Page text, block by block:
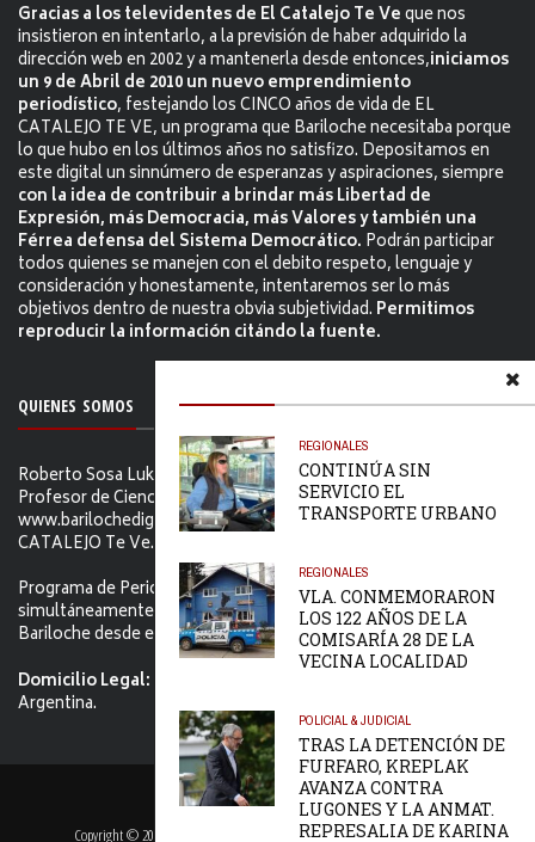
REGIONALES
CONTINÚA SIN
SERVICIO EL
TRANSPORTE URBANO
REGIONALES
VLA. CONMEMORARON
LOS 122 AÑOS DE LA
COMISARÍA 28 DE LA
VECINA LOCALIDAD
POLICIAL & JUDICIAL
TRAS LA DETENCIÓN DE
FURFARO, KREPLAK
AVANZA CONTRA
LUGONES Y LA ANMAT.
REPRESALIA DE KARINA
Gracias a los televidentes de El Catalejo Te Veque nos
insistieron en intentarlo, a la previsión de haber adquirido la
dirección web en 2002 y a mantenerla desde entonces,iniciamos
un 9 de Abril de 2010 un nuevo emprendimiento
periodístico, festejando los CINCO años de vida de EL
CATALEJO TE VE, un programa que Bariloche necesitaba porque
lo que hubo en los últimos años no satisfizo. Depositamos en
este digital un sinnúmero de esperanzas y aspiraciones, siempre
con la idea de contribuir a brindar más Libertad de
Expresión, más Democracia, más Valores y también una
Férrea defensa del Sistema Democrático. Podrán participar
todos quienes se manejen con el debito respeto, lenguaje y
consideración y honestamente, intentaremos ser lo más
objetivos dentro de nuestra obvia subjetividad. Permitimos
reproducir la información citándo la fuente.
QUIENES SOMOS
Roberto Sosa Lukam Periodista, Martillero Público Nacional,
Profesor de Ciencias Sociales, Editor de
www.barilochedigital.com y Conductor y Productor de EL
CATALEJO Te Ve.
Programa de Periodismo Político que se difunde
simultáneamente en ambos Video-cables de San Carlos de
Bariloche desde el primer jueves de Febrero de 2006.
Domicilio Legal:
Argentina.
PORTADA CONTACTO
Copyright © 2022 ® Bariloche Digital | Sitio Producido porKarma Web Sitios